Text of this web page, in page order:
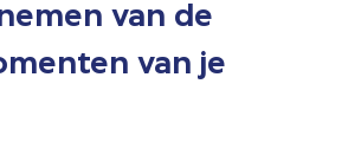
van de
van je